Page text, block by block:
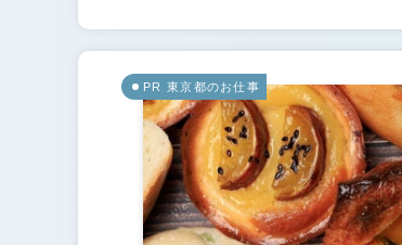
PR 東京都のお仕事